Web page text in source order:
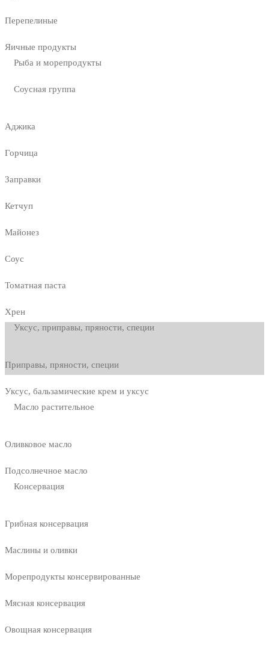
Перепелиные
Яичные продукты
Рыба и морепродукты
Соусная группа
Аджика
Горчица
Заправки
Кетчуп
Майонез
Соус
Томатная паста
Хрен
Уксус, приправы, пряности, специи
Приправы, пряности, специи
Уксус, бальзамические крем и уксус
Масло растительное
Оливковое масло
Подсолнечное масло
Консервация
Грибная консервация
Маслины и оливки
Морепродукты консервированные
Мясная консервация
Овощная консервация